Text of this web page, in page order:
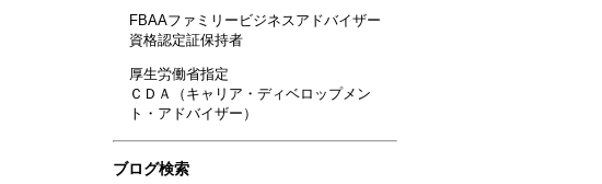
FBAAファミリービジネスアドバイザー
資格認定証保持者
厚生労働省指定
ＣＤＡ（キャリア・ディベロップメン
ト・アドバイザー）
ブログ検索